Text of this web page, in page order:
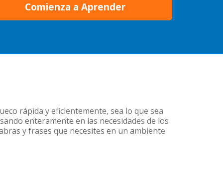
Comienza a Aprender
rápida y eficientemente, sea lo que sea
enteramente en las necesidades de los
y frases que necesites en un ambiente